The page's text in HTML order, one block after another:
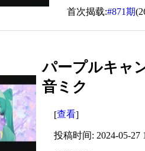
首次揭载:#871期
パープルキャ
音ミク
[查看]
投稿时间: 2024-05-27